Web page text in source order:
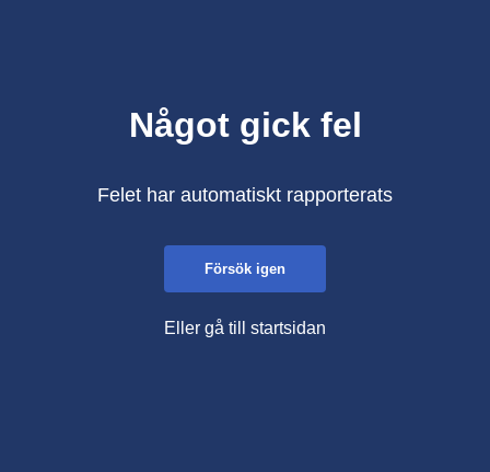
Något gick fel
Felet har automatiskt rapporterats
Försök igen
Eller gå till startsidan